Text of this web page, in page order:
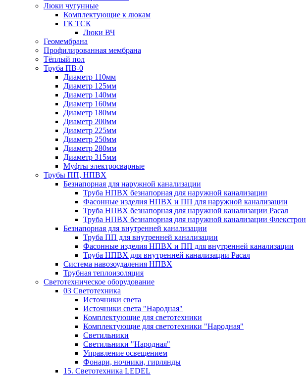
Люки чугунные
Комплектующие к люкам
ГК ТСК
Люки ВЧ
Геомембрана
Профилированная мембрана
Тёплый пол
Труба ПВ-0
Диаметр 110мм
Диаметр 125мм
Диаметр 140мм
Диаметр 160мм
Диаметр 180мм
Диаметр 200мм
Диаметр 225мм
Диаметр 250мм
Диаметр 280мм
Диаметр 315мм
Муфты электросварные
Трубы ПП, НПВХ
Безнапорная для наружной канализации
Труба НПВХ безнапорная для наружной канализации
Фасонные изделия НПВХ и ПП для наружной канализации
Труба НПВХ безнапорная для наружной канализации Расал
Труба НПВХ безнапорная для наружной канализации Флекстрон
Безнапорная для внутренней канализации
Труба ПП для внутренней канализации
Фасонные изделия НПВХ и ПП для внутренней канализации
Труба НПВХ для внутренней канализации Расал
Система навозоудаления НПВХ
Трубная теплоизоляция
Светотехническое оборудование
03 Светотехника
Источники света
Источники света "Народная"
Комплектующие для светотехники
Комплектующие для светотехники "Народная"
Светильники
Светильники "Народная"
Управление освещением
Фонари, ночники, гирлянды
15. Светотехника LEDEL